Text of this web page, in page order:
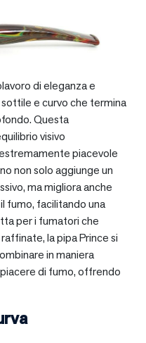
di eleganza e
e curvo che termina
Questa
visivo
piacevole
non solo aggiunge un
ma migliora anche
fumo, facilitando una
per i fumatori che
la pipa Prince si
in maniera
di fumo, offrendo